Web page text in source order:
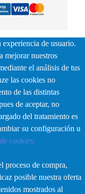
de usuario.
mejorar nuestros
el análisis de tus
las cookies no
de las distintas
de aceptar, no
del tratamiento es
su configuración u
cookies.
proceso de compra,
posible nuestra oferta
mostrados al